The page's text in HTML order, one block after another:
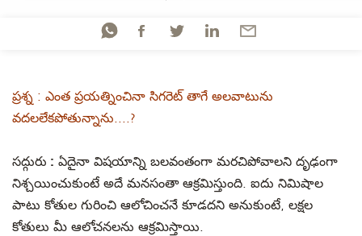
ప్రశ్న : ఎంత ప్రయత్నించినా సిగరెట్‍ తాగే అలవాటును
వదలలేకపోతున్నాను....?
సద్గురు : ఏదైనా విషయాన్ని బలవంతంగా మరచిపోవాలని దృఢంగా
నిశ్చయించుకుంటే అదే మనసంతా ఆక్రమిస్తుంది. ఐదు నిమిషాల
పాటు కోతుల గురించి ఆలోచించనే కూడదని అనుకుంటే, లక్షల
కోతులు మీ ఆలోచనలను ఆక్రమిస్తాయి.